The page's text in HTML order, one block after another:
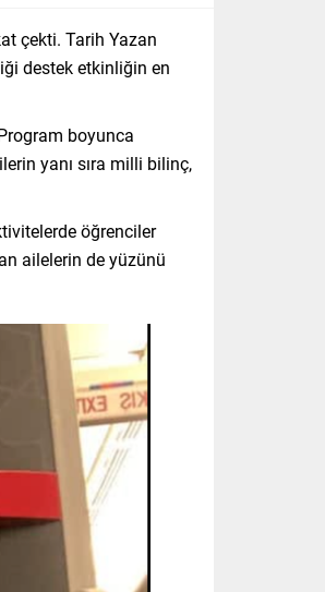
çekti. Tarih Yazan
destek etkinliğin en
boyunca
yanı sıra milli bilinç,
öğrenciler
ailelerin de yüzünü